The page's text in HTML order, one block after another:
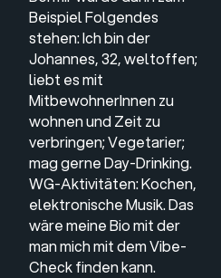
Beispiel Folgendes
stehen: Ich bin der
Johannes, 32, weltoffen;
liebt es mit
MitbewohnerInnen zu
wohnen und Zeit zu
verbringen; Vegetarier;
mag gerne Day-Drinking.
WG-Aktivitäten: Kochen,
elektronische Musik. Das
wäre meine Bio mit der
man mich mit dem Vibe-
Check finden kann.